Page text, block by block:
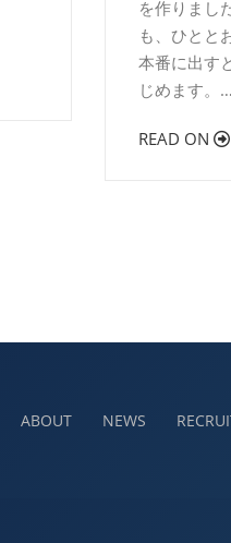
を作りまし
も、ひとと
本番に出す
じめます。…
READ ON
ABOUT NEWS